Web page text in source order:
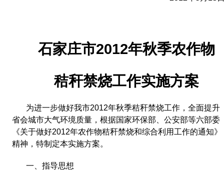
石家庄市2012年秋季农作物
秸秆禁烧工作实施方案
为进一步做好我市2012年秋季秸秆禁烧工作，全面提升
省会城市大气环境质量，根据国家环保部、公安部等六部委
《关于做好2012年农作物秸秆禁烧和综合利用工作的通知》
精神，特制定本实施方案。
一、指导思想